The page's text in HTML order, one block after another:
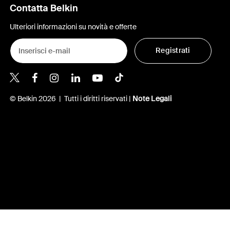
Contatta Belkin
Ulteriori informazioni su novità e offerte
Registrati
Belkin Twitter
Belkin Facebook
Belkin Instagram
Belkin LinkedIn
Belkin Youtube
Belkin TikTok
© Belkin 2026 | Tutti i diritti riservati | Note Legali